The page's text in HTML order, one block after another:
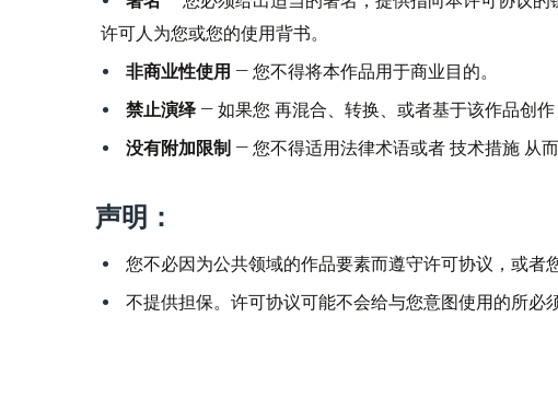
许可人为您或您的使用背书。
非商业性使用 — 您不得将本作品用于商业目的。
禁止演绎 — 如果您 再混合、转换、或者基于该作品创作
没有附加限制 — 您不得适用法律术语或者 技术措施 从
声明：
您不必因为公共领域的作品要素而遵守许可协议，或者
不提供担保。许可协议可能不会给与您意图使用的所必